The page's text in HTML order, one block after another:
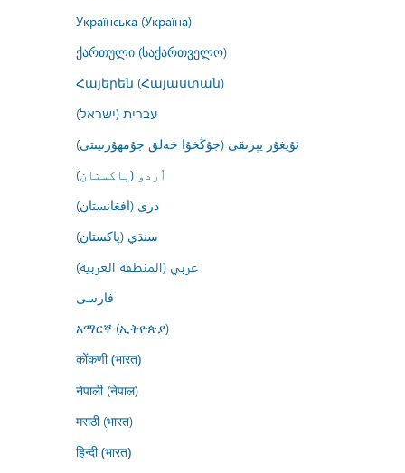
Українська (Україна)
ქართული (საქართველო)
Հայերեն (Հայաստան)
עברית (ישראל)
ئۇيغۇر يېزىقى (جۇڭخۇا خەلق جۇمھۇرىيىتى)
اُردو (پاکستان)
درى (افغانستان)
سنڌي (پاکستان)
عربي (المنطقة العربية)
فارسى
አማርኛ (ኢትዮጵያ)
कोंकणी (भारत)
नेपाली (नेपाल)
मराठी (भारत)
हिन्दी (भारत)